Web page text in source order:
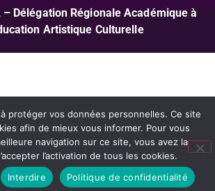
– Délégation Régionale Académique à
Artistique Culturelle
à protéger vos données personnelles. Ce site
afin de mieux vous informer. Pour vous
navigation sur ce site, vous avez la
l’activation de tous les cookies.
Interdire Politique de confidentialité